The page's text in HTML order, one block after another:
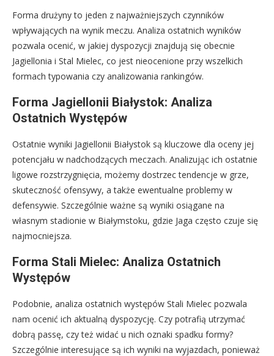
Forma drużyny to jeden z najważniejszych czynników
wpływających na wynik meczu. Analiza ostatnich wyników
pozwala ocenić, w jakiej dyspozycji znajdują się obecnie
Jagiellonia i Stal Mielec, co jest nieocenione przy wszelkich
formach typowania czy analizowania rankingów.
Forma Jagiellonii Białystok: Analiza
Ostatnich Występów
Ostatnie wyniki Jagiellonii Białystok są kluczowe dla oceny jej
potencjału w nadchodzących meczach. Analizując ich ostatnie
ligowe rozstrzygnięcia, możemy dostrzec tendencje w grze,
skuteczność ofensywy, a także ewentualne problemy w
defensywie. Szczególnie ważne są wyniki osiągane na
własnym stadionie w Białymstoku, gdzie Jaga często czuje się
najmocniejsza.
Forma Stali Mielec: Analiza Ostatnich
Występów
Podobnie, analiza ostatnich występów Stali Mielec pozwala
nam ocenić ich aktualną dyspozycję. Czy potrafią utrzymać
dobrą passę, czy też widać u nich oznaki spadku formy?
Szczególnie interesujące są ich wyniki na wyjazdach, ponieważ